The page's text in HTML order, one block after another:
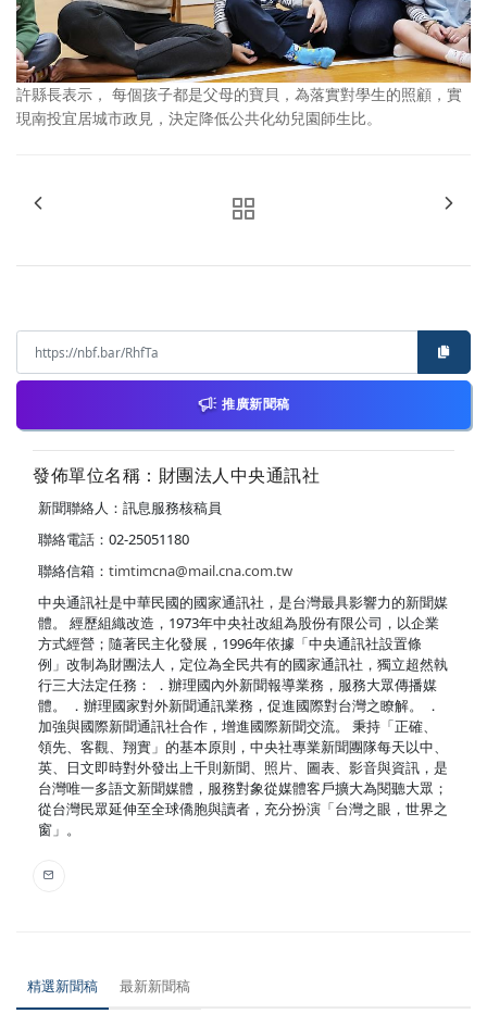
許縣長表示， 每個孩子都是父母的寶貝，為落實對學生的照顧，實
現南投宜居城市政見，決定降低公共化幼兒園師生比。
推廣新聞稿
發佈單位名稱：財團法人中央通訊社
新聞聯絡人：訊息服務核稿員
聯絡電話：02-25051180
聯絡信箱： timtimcna@mail.cna.com.tw
中央通訊社是中華民國的國家通訊社，是台灣最具影響力的新聞媒
體。 經歷組織改造，1973年中央社改組為股份有限公司，以企業
方式經營；隨著民主化發展，1996年依據「中央通訊社設置條
例」改制為財團法人，定位為全民共有的國家通訊社，獨立超然執
行三大法定任務： ．辦理國內外新聞報導業務，服務大眾傳播媒
體。 ．辦理國家對外新聞通訊業務，促進國際對台灣之瞭解。 ．
加強與國際新聞通訊社合作，增進國際新聞交流。 秉持「正確、
領先、客觀、翔實」的基本原則，中央社專業新聞團隊每天以中、
英、日文即時對外發出上千則新聞、照片、圖表、影音與資訊，是
台灣唯一多語文新聞媒體，服務對象從媒體客戶擴大為閱聽大眾；
從台灣民眾延伸至全球僑胞與讀者，充分扮演「台灣之眼，世界之
窗」。
精選新聞稿 最新新聞稿